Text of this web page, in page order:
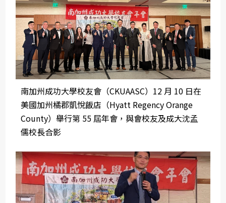
南加州成功大學校友會（CKUAASC）12 月 10 日在
美國加州橘郡凱悅飯店（Hyatt Regency Orange
County）舉行第 55 屆年會，與會校友及成大沈孟
儒校長合影